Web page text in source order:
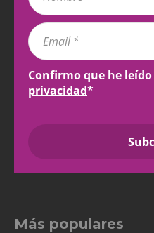
Confirmo que he
privacidad*
Más populares